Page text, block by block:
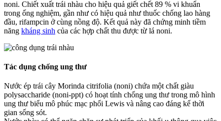
noni. Chiết xuất trái nhàu cho hiệu quả giết chết 89 % vi khuẩn
trong ống nghiệm, gần như có hiệu quả như thuốc chống lao hàng
đầu, rifampcin ở cùng nồng độ. Kết quả này đã chứng minh tiềm
năng kháng sinh của các hợp chất thu được từ lá noni.
Tác dụng chống ung thư
Nước ép trái cây Morinda citrifolia (noni) chứa một chất giàu
polysaccharide (noni-ppt) có hoạt tính chống ung thư trong mô hình
ung thư biểu mô phúc mạc phổi Lewis và nâng cao đáng kể thời
gian sống sót.